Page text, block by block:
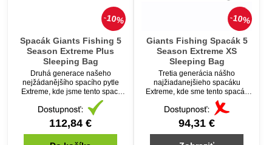
10%
Spacák Giants Fishing 5
Season Extreme Plus
Sleeping Bag
Druhá generace našeho
nejžádanějšího spacího pytle
Extreme, kde jsme tento spací
pytel dovedli k úplné dokonalosti.
112,84 €
10%
Giants Fishing Spacák 5
Season Extreme XS
Sleeping Bag
Tretia generácia nášho
najžiadanejšieho spacáku
Extreme, kde sme tento spacák
doviedli k úplnej dokonalosti.
94,31 €